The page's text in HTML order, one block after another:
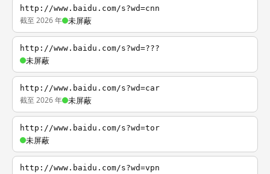
http://www.baidu.com/s?wd=cnn
截至 2026 年 未屏蔽
http://www.baidu.com/s?wd=???
未屏蔽
http://www.baidu.com/s?wd=car
截至 2026 年 未屏蔽
http://www.baidu.com/s?wd=tor
未屏蔽
http://www.baidu.com/s?wd=vpn